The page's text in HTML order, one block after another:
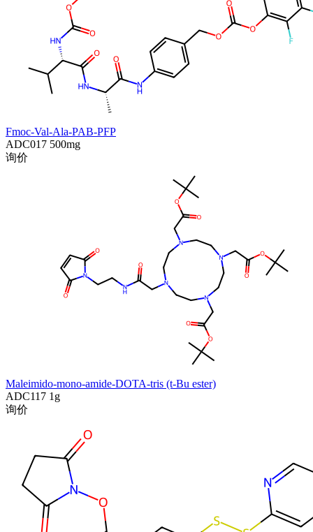
Fmoc-Val-Ala-PAB-PFP
ADC017 500mg
询价
Maleimido-mono-amide-DOTA-tris (t-Bu ester)
ADC117 1g
询价